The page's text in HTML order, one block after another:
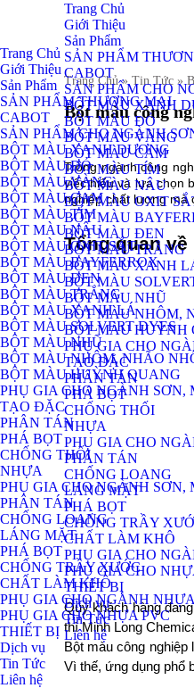
Trang Chủ
Giới Thiệu
Sản Phẩm
SẢN PHẨM
CABOT
SẢN PHẨM CHO
BỘT MÀU XANH
BỘT MÀU ĐỎ
BỘT MÀU VÀNG
BỘT MÀU CAM
BỘT MÀU TÍM
BỘT MÀU NÂU
BỘT MÀU OXIT
BỘT MÀU
BỘT MÀU ĐEN
BỘT MÀU TRẮNG
BỘT MÀU XANH
BỘT MÀU
BỘT MÀU NHŨ
BỘT MÀU NHÔM,
BỘT MÀU HUỲNH
PHỤ GIA CHO
TẠO ĐẶC
PHÂN TÁN
PHÁ BỌT
CHỐNG THỐI
NHỰA
PHỤ GIA CHO
PHÂN TÁN
CHỐNG LOANG
LÁNG MẶT
PHÁ BỌT
CHỐNG TRẦY
CHẤT LÀM KHÔ
PHỤ GIA CHO
PHỤ GIA CHO
THIẾT BỊ
Dịch vụ
Tin Tức
Liên hệ
Trang Chủ
Giới Thiệu
Sản Phẩm
SẢN PHẨM THƯƠNG MẠI
CABOT
SẢN PHẨM CHO NGÀNH
BỘT MÀU XANH DƯƠNG
BỘT MÀU ĐỎ
BỘT MÀU VÀNG
BỘT MÀU CAM
BỘT MÀU TÍM
BỘT MÀU NÂU
BỘT MÀU OXIT SẮT
BỘT MÀU BAYFERROX
BỘT MÀU ĐEN
BỘT MÀU TRẮNG
BỘT MÀU XANH LÁ
BỘT MÀU SOLVERT DYES
BỘT MÀU NHŨ
BỘT MÀU NHÔM, NHÃO
BỘT MÀU HUỲNH QUANG
PHỤ GIA CHO NGÀNH SƠN,
TẠO ĐẶC
PHÂN TÁN
PHÁ BỌT
CHỐNG THỐI
NHỰA
PHỤ GIA CHO NGÀNH SƠN,
PHÂN TÁN
CHỐNG LOANG
LÁNG MẶT
PHÁ BỌT
CHỐNG TRẦY XƯỚC
CHẤT LÀM KHÔ
PHỤ GIA CHO NGÀNH NHỰA
PHỤ GIA CHO NHỰA PVC
THIẾT BỊ
Dịch vụ
Tin Tức
Liên hệ
Trang Chủ » Tin Tức »
Bột màu công
Trong ngành công
việc hiểu và lựa chọn
nghiệp chất lượng mà
Tổng quan
Quý khách hàng
thì Minh Long
Bột màu công
Vì thế, ứng dụng phổ